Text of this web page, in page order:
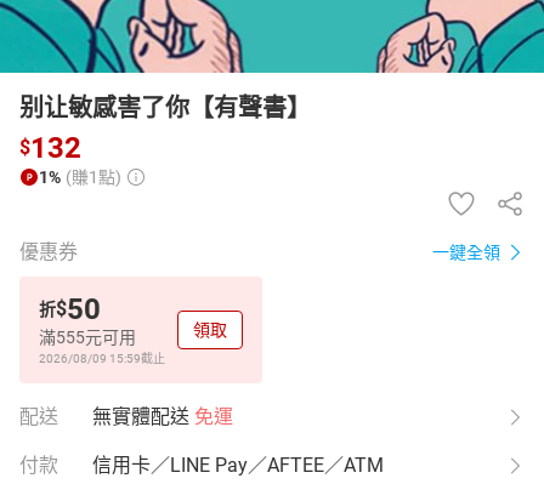
别让敏感害了你【有聲書】
$132
1% (賺1點)
優惠券 一鍵全領
折$50
滿555元可用
2026/08/09 15:59截止
領取
配送 無實體配送 免運
付款 信用卡／LINE Pay／AFTEE／ATM